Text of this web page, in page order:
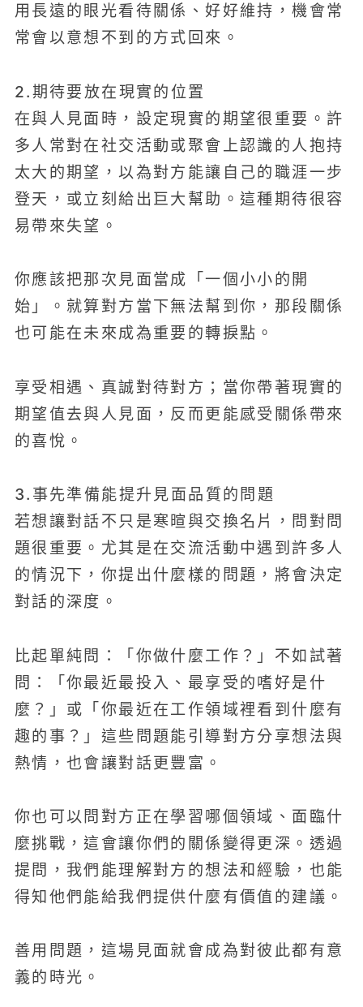
用長遠的眼光看待關係、好好維持，機會常
常會以意想不到的方式回來。
2.期待要放在現實的位置
在與人見面時，設定現實的期望很重要。許
多人常對在社交活動或聚會上認識的人抱持
太大的期望，以為對方能讓自己的職涯一步
登天，或立刻給出巨大幫助。這種期待很容
易帶來失望。
你應該把那次見面當成「一個小小的開
始」。就算對方當下無法幫到你，那段關係
也可能在未來成為重要的轉捩點。
享受相遇、真誠對待對方；當你帶著現實的
期望值去與人見面，反而更能感受關係帶來
的喜悅。
3.事先準備能提升見面品質的問題
若想讓對話不只是寒暄與交換名片，問對問
題很重要。尤其是在交流活動中遇到許多人
的情況下，你提出什麼樣的問題，將會決定
對話的深度。
比起單純問：「你做什麼工作？」不如試著
問：「你最近最投入、最享受的嗜好是什
麼？」或「你最近在工作領域裡看到什麼有
趣的事？」這些問題能引導對方分享想法與
熱情，也會讓對話更豐富。
你也可以問對方正在學習哪個領域、面臨什
麼挑戰，這會讓你們的關係變得更深。透過
提問，我們能理解對方的想法和經驗，也能
得知他們能給我們提供什麼有價值的建議。
善用問題，這場見面就會成為對彼此都有意
義的時光。